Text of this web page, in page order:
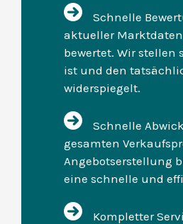
Schnelle
aktueller
bewertet. Wir stellen
ist und den
widerspiegelt.
Schnelle
gesamten
Angebotserstellung
eine schnelle und
Kompletter